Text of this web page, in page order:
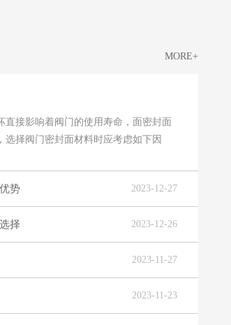
MORE+
接影响着阀门的使用寿命，面密封面
择阀门密封面材料时应考虑如下因
势 2023-12-27
择 2023-12-26
2023-11-27
2023-11-23